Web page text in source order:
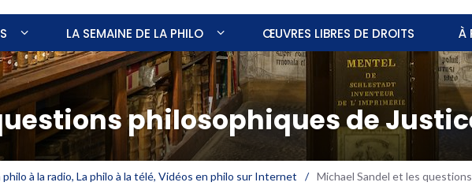
LA SEMAINE DE LA PHILO ŒUVRES LIBRES DE DROITS À
philosophiques de
philo à la radio, La philo à la télé, Vidéos en philo sur Internet / Michael Sandel et les